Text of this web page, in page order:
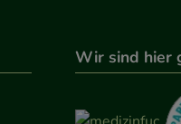
Wir sind hier